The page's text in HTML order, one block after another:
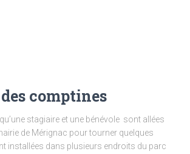
comptines
stagiaire et une bénévole sont allées
de Mérignac pour tourner quelques
installées dans plusieurs endroits du parc